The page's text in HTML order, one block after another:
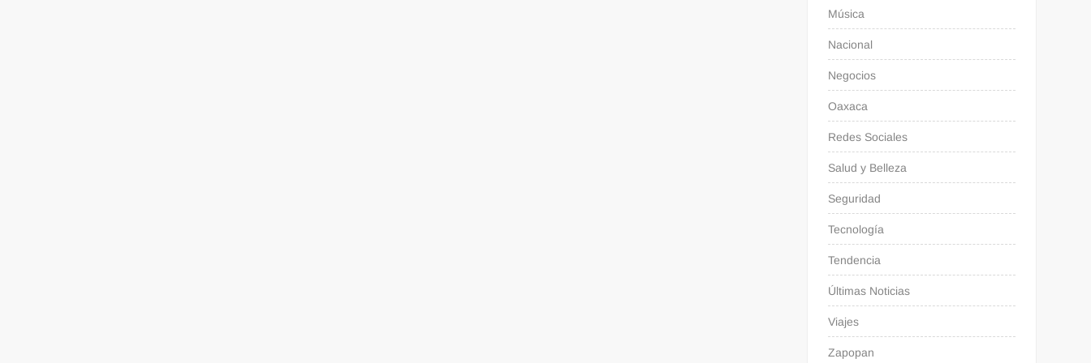
Música
Nacional
Negocios
Oaxaca
Redes Sociales
Salud y Belleza
Seguridad
Tecnología
Tendencia
Últimas Noticias
Viajes
Zapopan